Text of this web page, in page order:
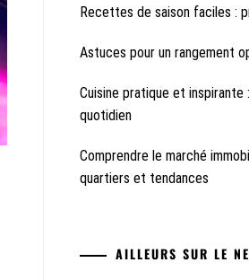
Recettes de saison faciles :
Astuces pour un rangement
Cuisine pratique et
quotidien
Comprendre le marché
quartiers et tendances
AILLEURS SUR LE